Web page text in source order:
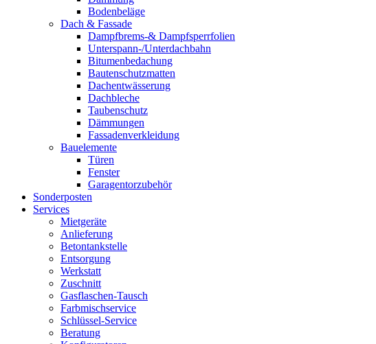
Bodenbeläge
Dach & Fassade
Dampfbrems-& Dampfsperrfolien
Unterspann-/Unterdachbahn
Bitumenbedachung
Bautenschutzmatten
Dachentwässerung
Dachbleche
Taubenschutz
Dämmungen
Fassadenverkleidung
Bauelemente
Türen
Fenster
Garagentorzubehör
Sonderposten
Services
Mietgeräte
Anlieferung
Betontankstelle
Entsorgung
Werkstatt
Zuschnitt
Gasflaschen-Tausch
Farbmischservice
Schlüssel-Service
Beratung